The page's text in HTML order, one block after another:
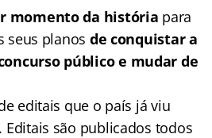
momento da história para
seus planos de conquistar a
público e mudar de
editais que o país já viu
Editais são publicados todos